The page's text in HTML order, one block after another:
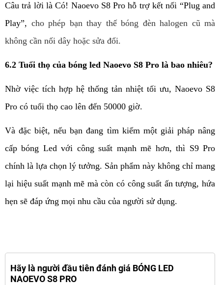
Câu trả lời là Có! Naoevo S8 Pro hỗ trợ kết nối “Plug and
Play”, cho phép bạn thay thế bóng đèn halogen cũ mà
không cần nối dây hoặc sửa đổi.
6.2 Tuổi thọ của bóng led Naoevo S8 Pro là bao nhiêu?
Nhờ việc tích hợp hệ thống tản nhiệt tối ưu, Naoevo S8
Pro có tuổi thọ cao lên đến 50000 giờ.
Và đặc biệt, nếu bạn đang tìm kiếm một giải pháp nâng
cấp bóng Led với công suất mạnh mẽ hơn, thì S9 Pro
chính là lựa chọn lý tưởng. Sản phẩm này không chỉ mang
lại hiệu suất mạnh mẽ mà còn có công suất ấn tượng, hứa
hẹn sẽ đáp ứng mọi nhu cầu của người sử dụng.
Hãy là người đầu tiên đánh giá BÓNG LED
NAOEVO S8 PRO